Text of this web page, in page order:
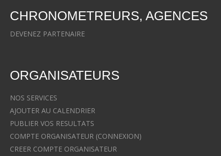
CHRONOMETREURS, AGENCES
DEVENEZ PARTENAIRE
ORGANISATEURS
NOS SERVICES
AJOUTER AU CALENDRIER
PUBLIER VOS RESULTATS
COMPTE ORGANISATEUR (CONNEXION)
CREER COMPTE ORGANISATEUR